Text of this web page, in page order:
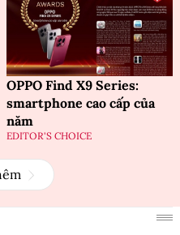
OPPO Find X9 Series:
smartphone cao cấp của
năm
EDITOR'S CHOICE